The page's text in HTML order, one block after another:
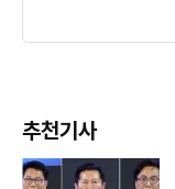
추천기사